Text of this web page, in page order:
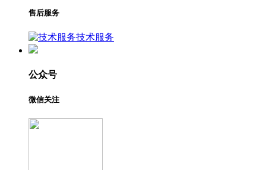
售后服务
技术服务
公众号
微信关注